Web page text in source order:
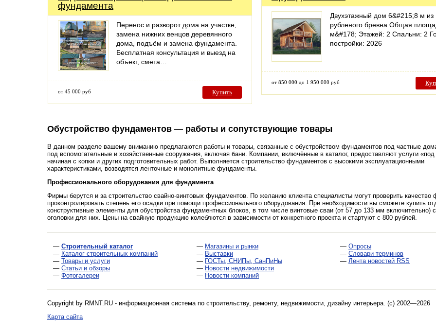
фундамента
Перенос и разворот дома на участке,
замена нижних венцов деревянного
дома, подъём и замена фундамента.
Бесплатная консультация и выезд на
объект, смета…
от 45 000 руб Купить
Двухэтажный дом 6&#215;8 м из
рубленого бревна Общая
м&#178; Этажей: 2 Спальни: 2
постройки: 2026
от 850 000 до 1 950 000 руб
Обустройство фундаментов — работы и сопутствующие товары
В данном разделе вашему вниманию предлагаются работы и товары, связанные с обустройством фундаментов под частные
под вспомогательные и хозяйственные сооружения, включая бани. Компании, включённые в каталог, предоставляют услуги
начиная с копки и других подготовительных работ. Выполняется строительство фундаментов с высокими эксплуатационными
характеристиками, возводятся ленточные и монолитные фундаменты.
Профессионального оборудования для фундамента
Фирмы берутся и за строительство свайно-винтовых фундаментов. По желанию клиента специалисты могут проверить качество
проконтролировать степень его осадки при помощи профессионального оборудования. При необходимости вы сможете купить
конструктивные элементы для обустройства фундаментных блоков, в том числе винтовые сваи (от 57 до 133 мм включительно)
оголовки для них. Цены на свайную продукцию колеблются в зависимости от конкретного проекта и стартуют с 800 рублей.
— Строительный каталог
— Каталог строительных компаний
— Товары и услуги
— Статьи и обзоры
— Фотогалереи
— Магазины и рынки
— Выставки
— ГОСТы, СНИПы, СанПиНы
— Новости недвижимости
— Новости компаний
— Опросы
— Словари терминов
— Лента новостей RSS
Copyright by RMNT.RU - информационная система по строительству, ремонту, недвижимости, дизайну интерьера. (c) 2002—2026
Карта сайта